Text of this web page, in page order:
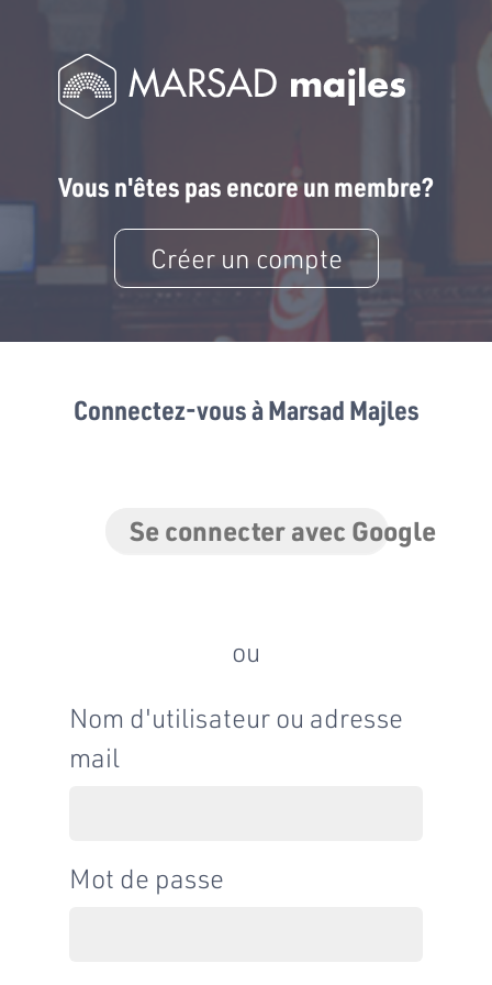
Vous n'êtes pas encore un membre?
Créer un compte
Connectez-vous à Marsad Majles
Se connecter avec Google
ou
Nom d'utilisateur ou adresse
mail
Mot de passe